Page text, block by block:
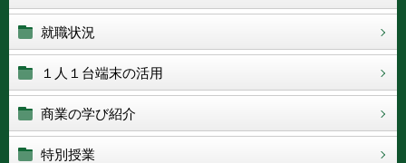
就職状況
１人１台端末の活用
商業の学び紹介
特別授業